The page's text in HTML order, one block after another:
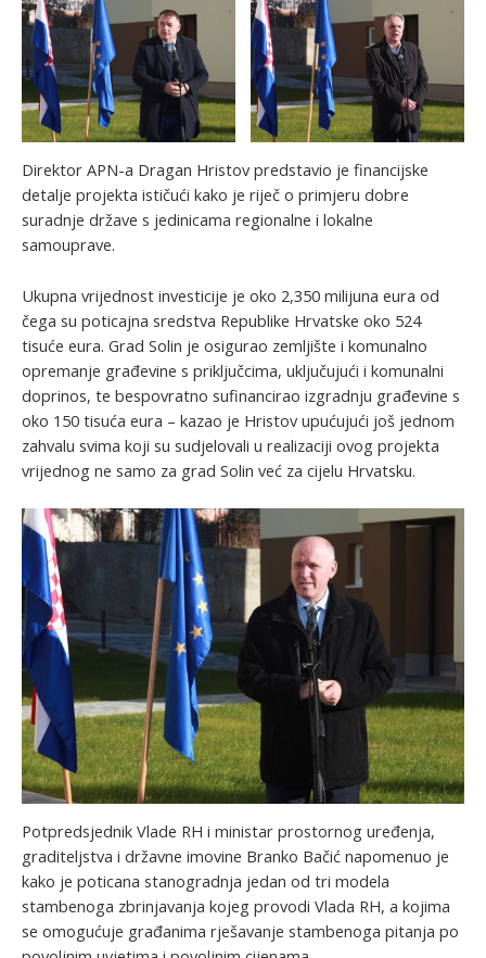
Direktor APN-a Dragan Hristov predstavio je financijske
detalje projekta ističući kako je riječ o primjeru dobre
suradnje države s jedinicama regionalne i lokalne
samouprave.
Ukupna vrijednost investicije je oko 2,350 milijuna eura od
čega su poticajna sredstva Republike Hrvatske oko 524
tisuće eura. Grad Solin je osigurao zemljište i komunalno
opremanje građevine s priključcima, uključujući i komunalni
doprinos, te bespovratno sufinancirao izgradnju građevine s
oko 150 tisuća eura – kazao je Hristov upućujući još jednom
zahvalu svima koji su sudjelovali u realizaciji ovog projekta
vrijednog ne samo za grad Solin već za cijelu Hrvatsku.
Potpredsjednik Vlade RH i ministar prostornog uređenja,
graditeljstva i državne imovine Branko Bačić napomenuo je
kako je poticana stanogradnja jedan od tri modela
stambenoga zbrinjavanja kojeg provodi Vlada RH, a kojima
se omogućuje građanima rješavanje stambenoga pitanja po